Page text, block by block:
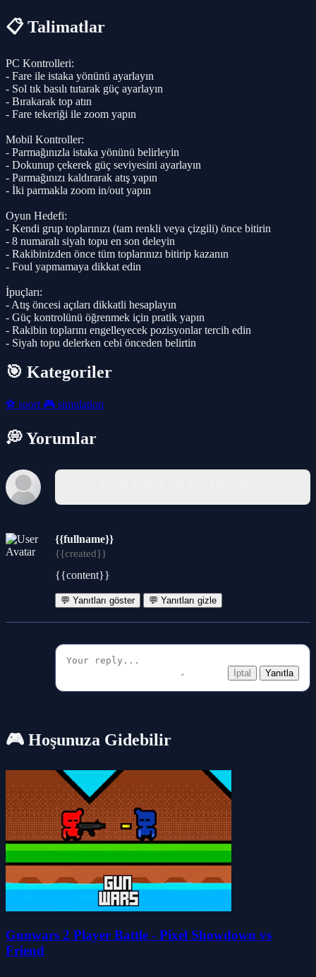
📋 Talimatlar
PC Kontrolleri:
- Fare ile istaka yönünü ayarlayın
- Sol tık basılı tutarak güç ayarlayın
- Bırakarak top atın
- Fare tekeriği ile zoom yapın
Mobil Kontroller:
- Parmağınızla istaka yönünü belirleyin
- Dokunup çekerek güç seviyesini ayarlayın
- Parmağınızı kaldırarak atış yapın
- İki parmakla zoom in/out yapın
Oyun Hedefi:
- Kendi grup toplarınızı (tam renkli veya çizgili) önce bitirin
- 8 numaralı siyah topu en son deleyin
- Rakibinizden önce tüm toplarınızı bitirip kazanın
- Foul yapmamaya dikkat edin
İpuçları:
- Atış öncesi açıları dikkatli hesaplayın
- Güç kontrolünü öğrenmek için pratik yapın
- Rakibin toplarını engelleyecek pozisyonlar tercih edin
- Siyah topu delerken cebi önceden belirtin
🎯 Kategoriler
⚽ sport 🎮 simulation
💭 Yorumlar
{{fullname}}
{{created}}
{{content}}
💬 Yanıtları göster 💬 Yanıtları gizle
İptal Yanıtla
🎮 Hoşunuza Gidebilir
Gunwars 2 Player Battle - Pixel Showdown vs
Friend